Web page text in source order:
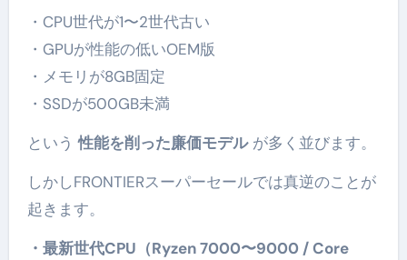
・CPU世代が1〜2世代古い
・GPUが性能の低いOEM版
・メモリが8GB固定
・SSDが500GB未満
という性能を削った廉価モデルが多く並びます。
しかしFRONTIERスーパーセールでは真逆のことが
起きます。
・最新世代CPU（Ryzen 7000〜9000 / Core